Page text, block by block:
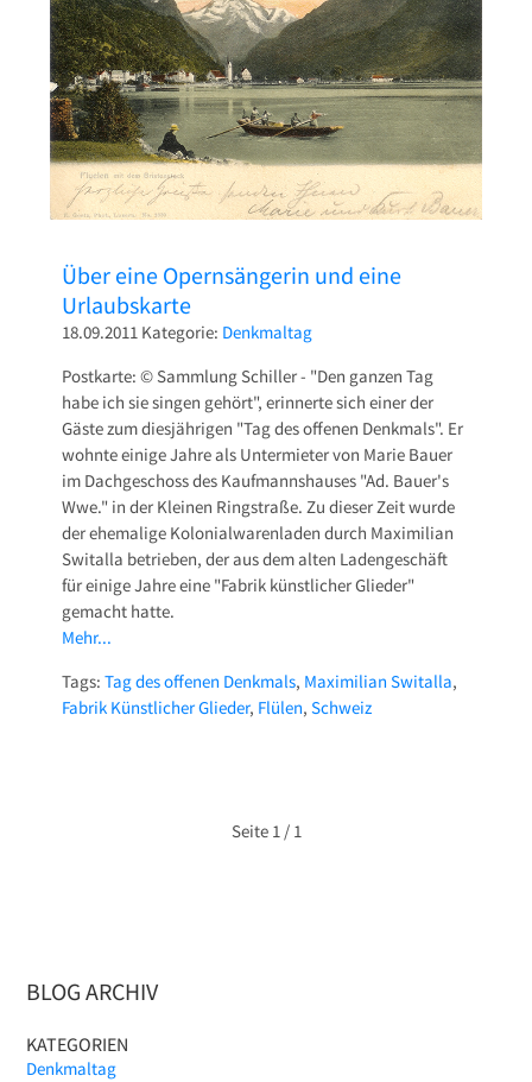
Pressetexte
Sponsoring
Archiv
Über eine Opernsängerin und eine
Urlaubskarte
18.09.2011 Kategorie: Denkmaltag
Postkarte: © Sammlung Schiller - "Den ganzen Tag
habe ich sie singen gehört", erinnerte sich einer der
Gäste zum diesjährigen "Tag des offenen Denkmals". Er
wohnte einige Jahre als Untermieter von Marie Bauer
im Dachgeschoss des Kaufmannshauses "Ad. Bauer's
Wwe." in der Kleinen Ringstraße. Zu dieser Zeit wurde
der ehemalige Kolonialwarenladen durch Maximilian
Switalla betrieben, der aus dem alten Ladengeschäft
für einige Jahre eine "Fabrik künstlicher Glieder"
gemacht hatte.
Mehr...
Tags:Tag des offenen Denkmals, Maximilian Switalla,
Fabrik Künstlicher Glieder, Flülen,Schweiz
Seite1 / 1
BLOG ARCHIV
KATEGORIEN
Denkmaltag